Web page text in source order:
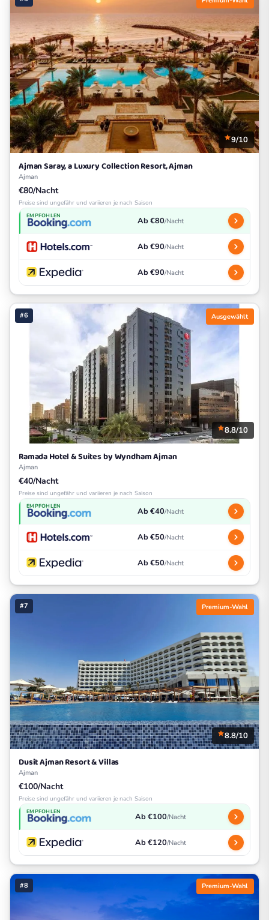
9/10
Ajman Saray, a Luxury Collection Resort, Ajman
Ajman
€80/Nacht
Preise sind ungefähr und variieren je nach Saison
EMPFOHLEN Ab €80/Nacht
Ab €90/Nacht
Ab €90/Nacht
#6 Ausgewählt
8.8/10
Ramada Hotel & Suites by Wyndham Ajman
Ajman
€40/Nacht
Preise sind ungefähr und variieren je nach Saison
EMPFOHLEN Ab €40/Nacht
Ab €50/Nacht
Ab €50/Nacht
#7 Premium-Wahl
8.8/10
Dusit Ajman Resort & Villas
Ajman
€100/Nacht
Preise sind ungefähr und variieren je nach Saison
EMPFOHLEN Ab €100/Nacht
Ab €120/Nacht
#8 Premium-Wahl